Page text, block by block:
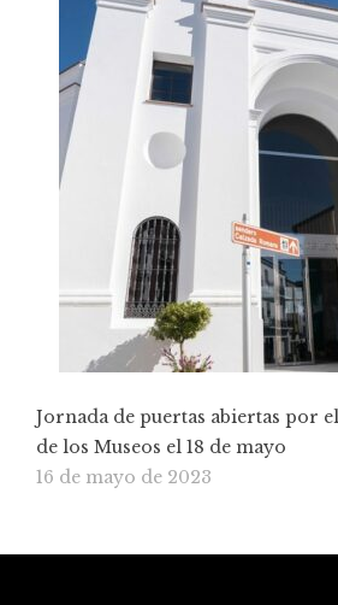
Jornada de puertas abiertas por
de los Museos el 18 de mayo
16 de mayo de 2023